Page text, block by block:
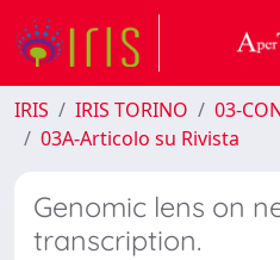
IRIS IRIS TORINO
03-
03A-Articolo su Rivista
Genomic lens on
transcription.